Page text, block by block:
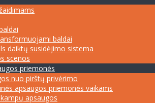
baldai
daiktų susidėjimo sistema
scenos
priemonės
nuo pirštų privėrimo
apsaugos priemonės vaikams
apsaugos